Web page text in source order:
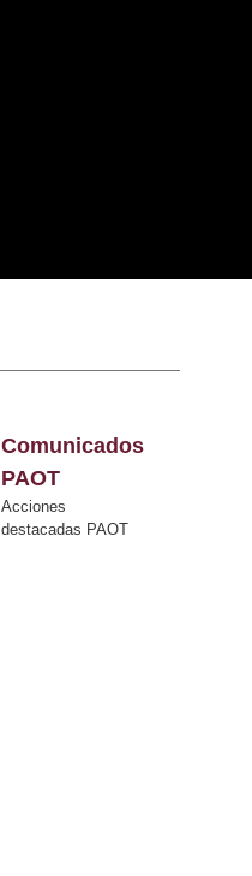
Comunicados
PAOT
Acciones
destacadas PAOT